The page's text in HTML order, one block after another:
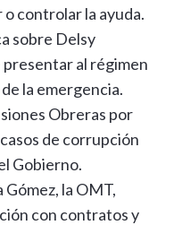
controlar la ayuda.
sobre Delsy
al régimen
la emergencia.
Obreras por
de corrupción
Gobierno.
la OMT,
con contratos y